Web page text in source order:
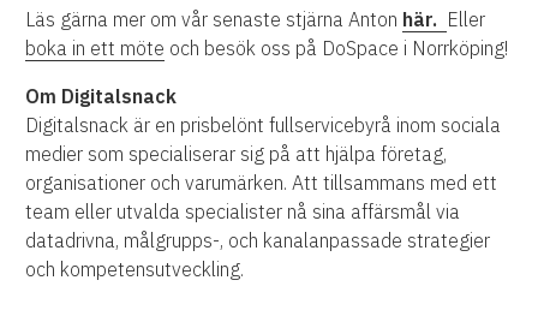
Läs gärna mer om vår senaste stjärna Anton här. Eller
boka in ett möte och besök oss på DoSpace i Norrköping!
Om Digitalsnack
Digitalsnack är en prisbelönt fullservicebyrå inom sociala
medier som specialiserar sig på att hjälpa företag,
organisationer och varumärken. Att tillsammans med ett
team eller utvalda specialister nå sina affärsmål via
datadrivna, målgrupps-, och kanalanpassade strategier
och kompetensutveckling.